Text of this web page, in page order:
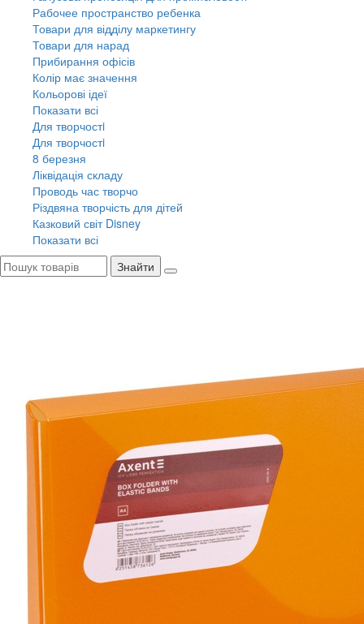
Рабочее пространство ребенка
Товари для відділу маркетингу
Товари для нарад
Прибирання офісів
Колір має значення
Кольорові ідеї
Показати всі
Для творчостi
Для творчостi
8 березня
Ліквідація складу
Проводь час творчо
Різдвяна творчість для дітей
Казковий світ Disney
Показати всі
Знайти